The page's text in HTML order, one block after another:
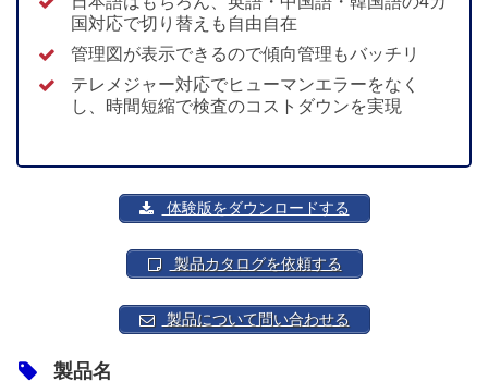
国対応で切り替えも自由自在
管理図が表示できるので傾向管理もバッチリ
テレメジャー対応でヒューマンエラーをなく
し、時間短縮で検査のコストダウンを実現
体験版をダウンロードする
製品カタログを依頼する
製品について問い合わせる
製品名